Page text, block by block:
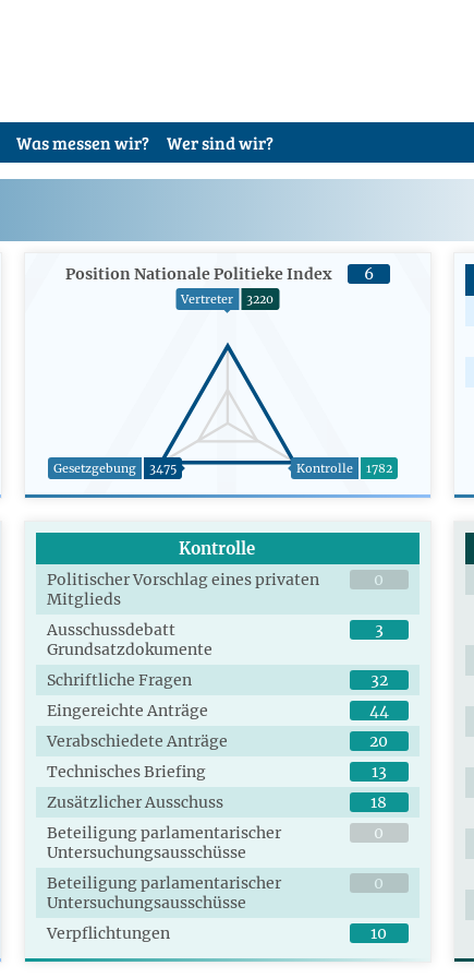
Was messen wir? Wer sind wir?
Position Nationale Politieke Index 6
Gesetzgebung 3475
Vertreter 3220
Kontrolle 1782
Kontrolle
Politischer Vorschlag eines privaten
Mitglieds
0
Ausschussdebatt
Grundsatzdokumente
3
Schriftliche Fragen
32
Eingereichte Anträge
44
Verabschiedete Anträge
20
Technisches Briefing
13
Zusätzlicher Ausschuss
18
Beteiligung parlamentarischer
Untersuchungsausschüsse
0
Beteiligung parlamentarischer
Untersuchungsausschüsse
0
Verpflichtungen 10